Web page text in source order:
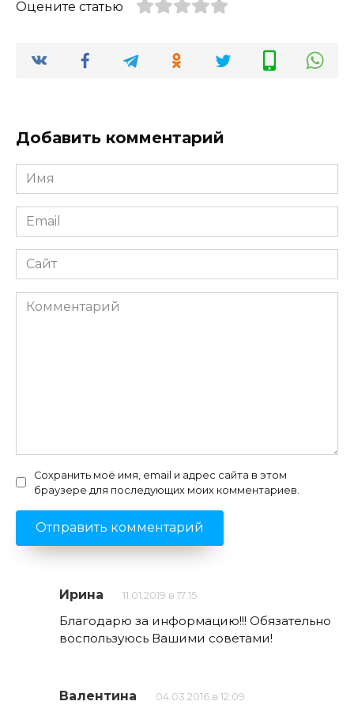
Оцените статью
Добавить комментарий
Имя
*
Email
*
Сайт
Комментарий
Сохранить моё имя, email и адрес сайта в этом
браузере для последующих моих комментариев.
Ирина 11.01.2019 в 17:15
Благодарю за информацию!!! Обязательно
воспользуюсь Вашими советами!
Валентина 04.03.2016 в 12:09